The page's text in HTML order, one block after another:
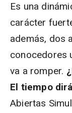
Es una
carácter
además, dos
conocedores
va a romper.
El tiempo dirá
Abiertas